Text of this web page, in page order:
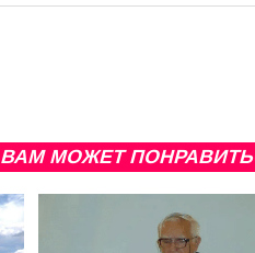
ВАМ МОЖЕТ